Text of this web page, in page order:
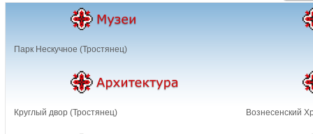
Парк Нескучное (Тростянец)
Круглый двор (Тростянец) Вознесенский